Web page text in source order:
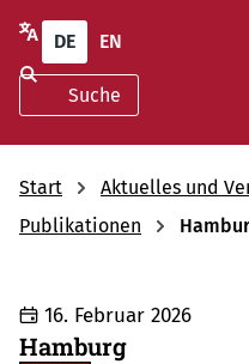
DE EN
Start
Aktuelles und
Publikationen
16. Februar 2026
Hamburg